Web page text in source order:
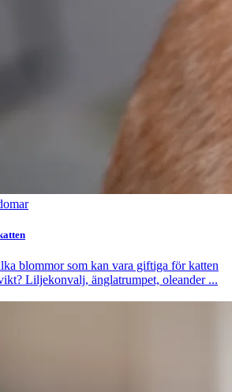
blommor som kan vara giftiga för katten
Liljekonvalj, änglatrumpet, oleander ...